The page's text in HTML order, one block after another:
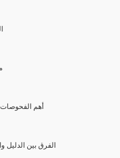
(3) أهم
2- الفرق بين الدليل